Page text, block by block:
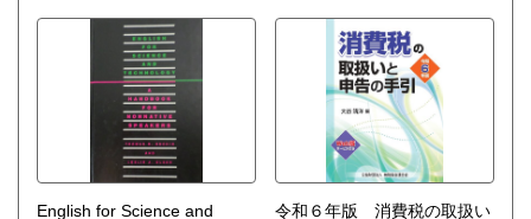
English for Science and
令和６年版 消費税の取扱い